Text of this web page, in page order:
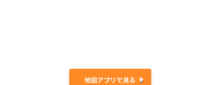
地図アプリで見る